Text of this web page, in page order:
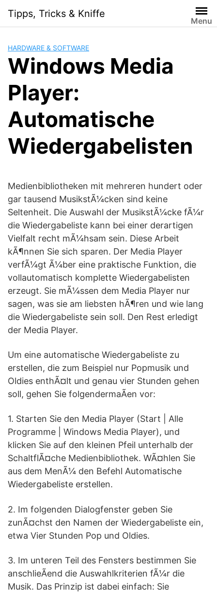
content
Tipps, Tricks & Kniffe
Menu
HARDWARE & SOFTWARE
Windows Media
Player:
Automatische
Wiedergabelisten
Medienbibliotheken mit mehreren hundert oder
gar tausend MusikstÃ¼cken sind keine
Seltenheit. Die Auswahl der MusikstÃ¼cke fÃ¼r
die Wiedergabeliste kann bei einer derartigen
Vielfalt recht mÃ¼hsam sein. Diese Arbeit
kÃ¶nnen Sie sich sparen. Der Media Player
verfÃ¼gt Ã¼ber eine praktische Funktion, die
vollautomatisch komplette Wiedergabelisten
erzeugt. Sie mÃ¼ssen dem Media Player nur
sagen, was sie am liebsten hÃ¶ren und wie lang
die Wiedergabeliste sein soll. Den Rest erledigt
der Media Player.
Um eine automatische Wiedergabeliste zu
erstellen, die zum Beispiel nur Popmusik und
Oldies enthÃ¤lt und genau vier Stunden gehen
soll, gehen Sie folgendermaÃen vor:
1. Starten Sie den Media Player (Start | Alle
Programme | Windows Media Player), und
klicken Sie auf den kleinen Pfeil unterhalb der
SchaltflÃ¤che Medienbibliothek. WÃ¤hlen Sie
aus dem MenÃ¼ den Befehl Automatische
Wiedergabeliste erstellen.
2. Im folgenden Dialogfenster geben Sie
zunÃ¤chst den Namen der Wiedergabeliste ein,
etwa Vier Stunden Pop und Oldies.
3. Im unteren Teil des Fensters bestimmen Sie
anschlieÃend die Auswahlkriterien fÃ¼r die
Musik. Das Prinzip ist dabei einfach: Sie